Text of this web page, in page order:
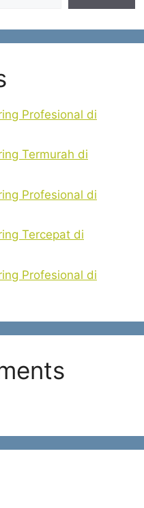
Profesional di
Termurah di
Profesional di
Tercepat di
Profesional di